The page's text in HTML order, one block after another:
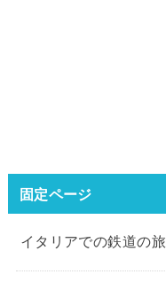
固定ページ
イタリアでの鉄道の旅